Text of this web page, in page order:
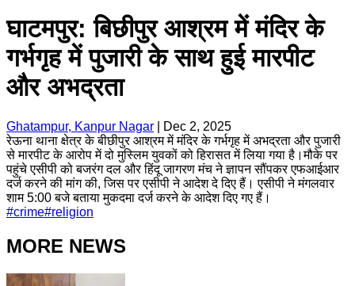
घाटमपुर: बिछीपुर आश्रम में मंदिर के
गर्भगृह में पुजारी के साथ हुई मारपीट
और अभद्रता
Ghatampur, Kanpur Nagar
Dec 2, 2025
रेऊना थाना क्षेत्र के बीछीपुर आश्रम में मंदिर के गर्भगृह में अभद्रता और पुजारी
से मारपीट के आरोप में दो मुस्लिम युवकों को हिरासत में लिया गया है।मौके पर
पहुंचे एसीपी को बजरंग दल और हिंदू जागरण मंच ने ज्ञापन सौंपकर एफआईआर
दर्ज करने की मांग की, जिस पर एसीपी ने आदेश दे दिए हैं। एसीपी ने मंगलवार
शाम 5:00 बजे बताया मुकदमा दर्ज करने के आदेश दिए गए हैं।
#crime#religion
MORE NEWS